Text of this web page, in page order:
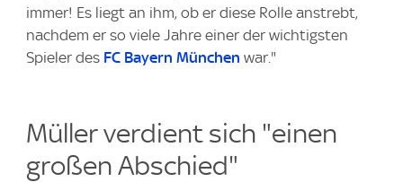
immer! Es liegt an ihm, ob er diese Rolle anstrebt,
nachdem er so viele Jahre einer der wichtigsten
Spieler des FC Bayern München war."
Müller verdient sich "einen
großen Abschied"